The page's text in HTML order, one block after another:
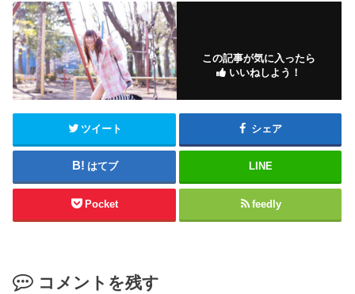
この記事が気に入ったら
いいねしよう！
ツイート シェア
はてブ LINE
Pocket feedly
コメントを残す